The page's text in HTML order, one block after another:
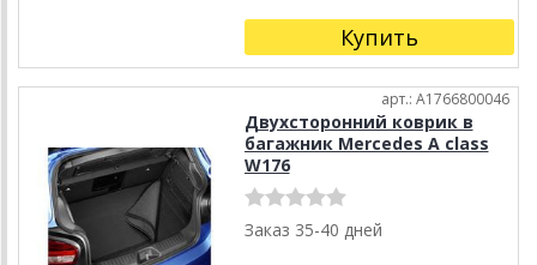
Купить
арт.: A1766800046
Двухсторонний коврик в
багажник Mercedes A class
W176
Заказ 35-40 дней